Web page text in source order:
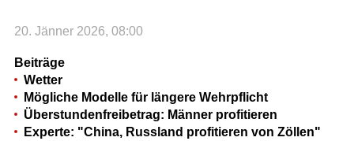
20. Jänner 2026, 08:00
Beiträge
Wetter
Mögliche Modelle für längere Wehrpflicht
Überstundenfreibetrag: Männer profitieren
Experte: "China, Russland profitieren von Zöllen"